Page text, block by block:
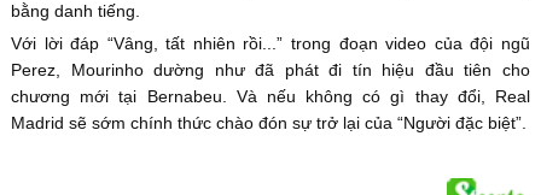
bằng danh tiếng.
Với lời đáp “Vâng, tất nhiên rồi...” trong đoạn video của đội ngũ
Perez, Mourinho dường như đã phát đi tín hiệu đầu tiên cho
chương mới tại Bernabeu. Và nếu không có gì thay đổi, Real
Madrid sẽ sớm chính thức chào đón sự trở lại của “Người đặc biệt”.